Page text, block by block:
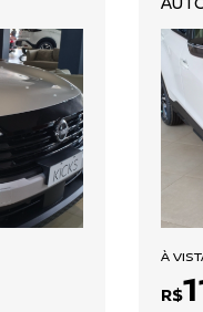
À
R$